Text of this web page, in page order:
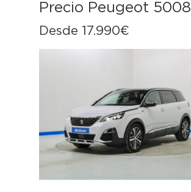
Precio Peugeot 5008
Desde 17.990€